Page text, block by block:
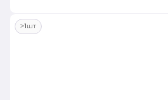
>1шт